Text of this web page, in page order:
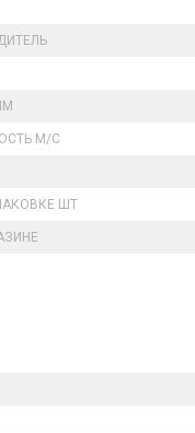
М/С
ШТ